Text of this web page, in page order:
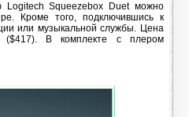
Squeezebox Duet можно
Кроме того, подключившись к
или музыкальной службы. Цена
($417). В комплекте с плером